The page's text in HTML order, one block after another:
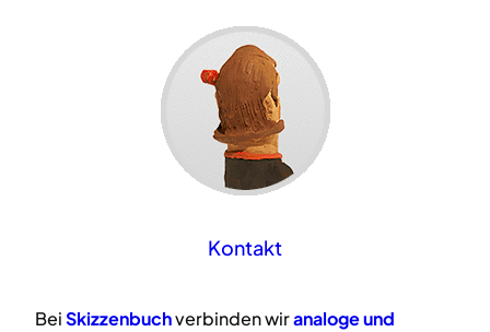
Kontakt
BeiSkizzenbuchverbinden wiranalogeund